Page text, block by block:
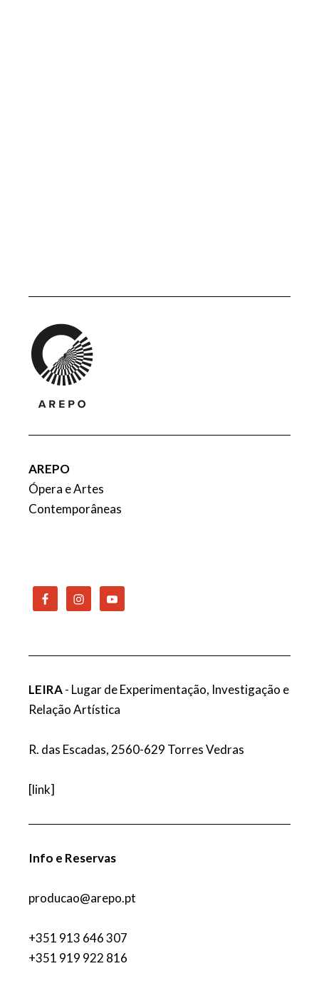
AREPO
Ópera e Artes
Contemporâneas
LEIRA- Lugar de Experimentação, Investigação e
Relação Artística
R. das Escadas, 2560-629 Torres Vedras
[link]
Info e Reservas
producao@arepo.pt
+351 913 646 307
+351 919 922 816